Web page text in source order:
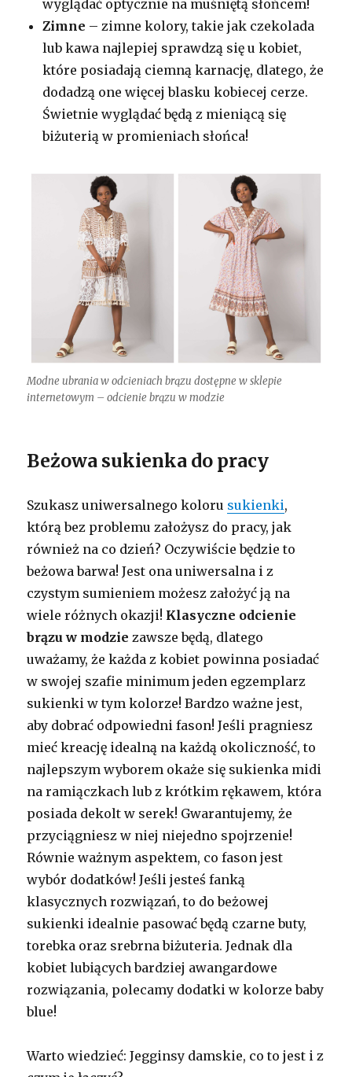
wyglądać optycznie na muśniętą słońcem!
Zimne – zimne kolory, takie jak czekolada
lub kawa najlepiej sprawdzą się u kobiet,
które posiadają ciemną karnację, dlatego, że
dodadzą one więcej blasku kobiecej cerze.
Świetnie wyglądać będą z mieniącą się
biżuterią w promieniach słońca!
Modne ubrania w odcieniach brązu dostępne w sklepie
internetowym – odcienie brązu w modzie
Beżowa sukienka do pracy
Szukasz uniwersalnego koloru sukienki,
którą bez problemu założysz do pracy, jak
również na co dzień? Oczywiście będzie to
beżowa barwa! Jest ona uniwersalna i z
czystym sumieniem możesz założyć ją na
wiele różnych okazji! Klasyczne odcienie
brązu w modzie zawsze będą, dlatego
uważamy, że każda z kobiet powinna posiadać
w swojej szafie minimum jeden egzemplarz
sukienki w tym kolorze! Bardzo ważne jest,
aby dobrać odpowiedni fason! Jeśli pragniesz
mieć kreację idealną na każdą okoliczność, to
najlepszym wyborem okaże się sukienka midi
na ramiączkach lub z krótkim rękawem, która
posiada dekolt w serek! Gwarantujemy, że
przyciągniesz w niej niejedno spojrzenie!
Równie ważnym aspektem, co fason jest
wybór dodatków! Jeśli jesteś fanką
klasycznych rozwiązań, to do beżowej
sukienki idealnie pasować będą czarne buty,
torebka oraz srebrna biżuteria. Jednak dla
kobiet lubiących bardziej awangardowe
rozwiązania, polecamy dodatki w kolorze baby
blue!
Warto wiedzieć: Jegginsy damskie, co to jest i z